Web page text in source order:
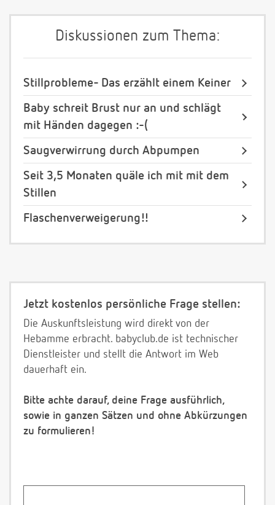
Diskussionen zum Thema:
Stillprobleme- Das erzählt einem Keiner
Baby schreit Brust nur an und schlägt
mit Händen dagegen :-(
Saugverwirrung durch Abpumpen
Seit 3,5 Monaten quäle ich mit mit dem
Stillen
Flaschenverweigerung!!
Jetzt kostenlos persönliche Frage stellen:
Die Auskunftsleistung wird direkt von der
Hebamme erbracht. babyclub.de ist technischer
Dienstleister und stellt die Antwort im Web
dauerhaft ein.
Bitte achte darauf, deine Frage ausführlich,
sowie in ganzen Sätzen und ohne Abkürzungen
zu formulieren!